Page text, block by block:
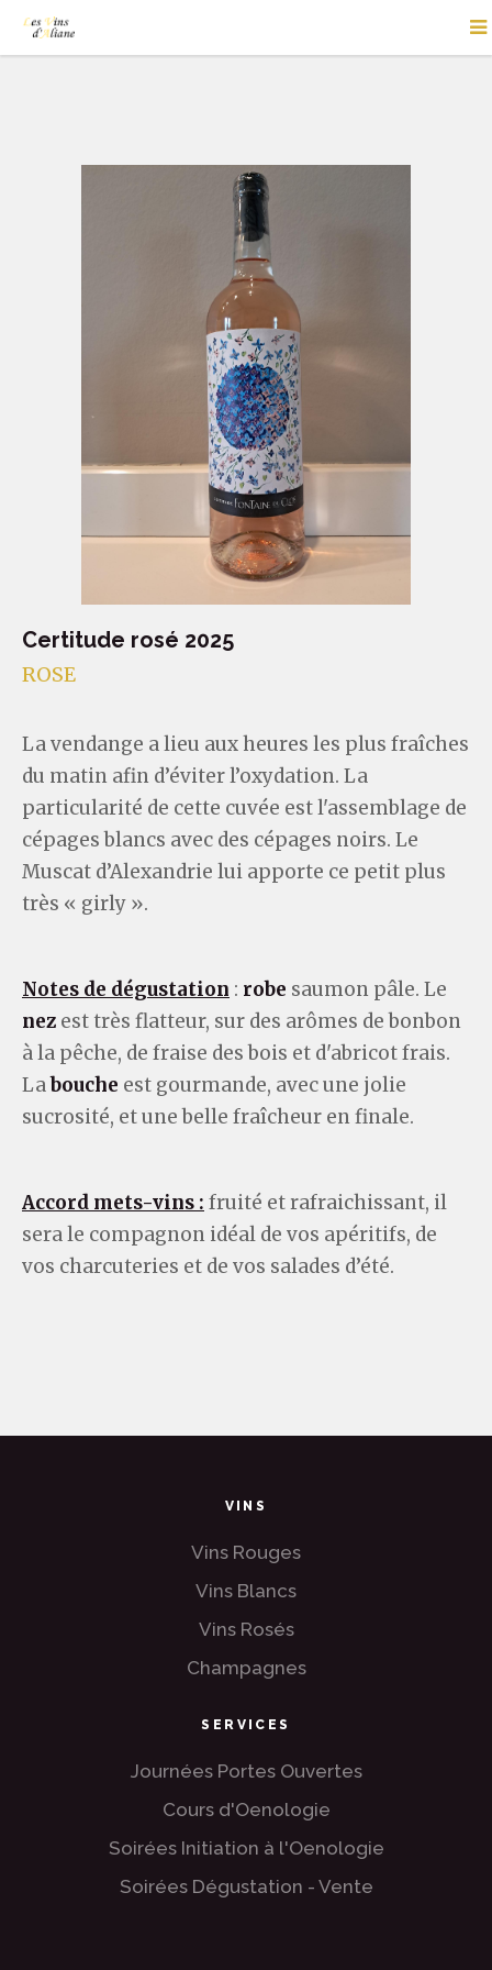
Certitude rosé 2025
ROSE
La vendange a lieu aux heures les plus fraîches
du matin afin d’éviter l’oxydation. La
particularité de cette cuvée est l'assemblage de
cépages blancs avec des cépages noirs. Le
Muscat d’Alexandrie lui apporte ce petit plus
très « girly ».
Notes de dégustation : robe saumon pâle. Le
nez est très flatteur, sur des arômes de bonbon
à la pêche, de fraise des bois et d'abricot frais.
Labouche est gourmande, avec une jolie
sucrosité, et une belle fraîcheur en finale.
Accord mets-vins : fruité et rafraichissant, il
sera le compagnon idéal de vos apéritifs, de
vos charcuteries et de vos salades d’été.
VINS
Vins Rouges
Vins Blancs
Vins Rosés
Champagnes
SERVICES
Journées Portes Ouvertes
Cours d'Oenologie
Soirées Initiation à l'Oenologie
Soirées Dégustation - Vente